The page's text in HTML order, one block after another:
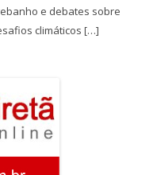
e debates sobre
climáticos […]